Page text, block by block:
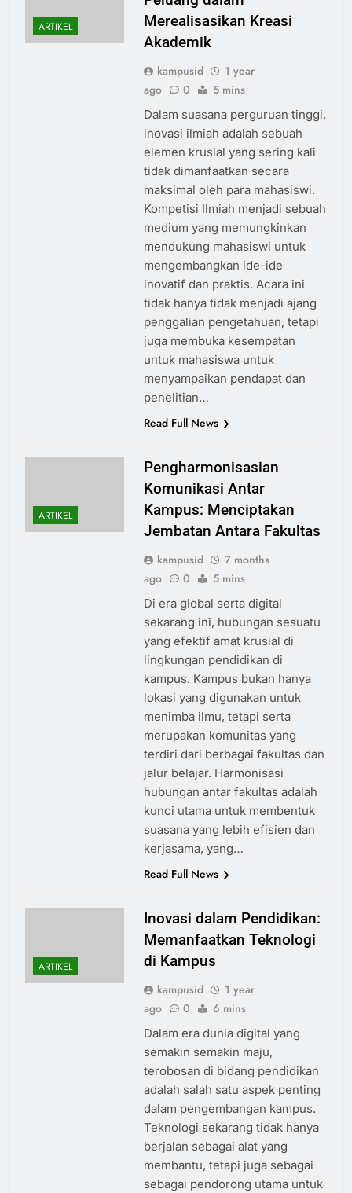
ARTIKEL
Merealisasikan Kreasi
Akademik
kampusid
1 year
ago
0 5 mins
Dalam suasana perguruan tinggi,
inovasi ilmiah adalah sebuah
elemen krusial yang sering kali
tidak dimanfaatkan secara
maksimal oleh para mahasiswi.
Kompetisi Ilmiah menjadi sebuah
medium yang memungkinkan
mendukung mahasiswi untuk
mengembangkan ide-ide
inovatif dan praktis. Acara ini
tidak hanya tidak menjadi ajang
penggalian pengetahuan, tetapi
juga membuka kesempatan
untuk mahasiswa untuk
menyampaikan pendapat dan
penelitian…
Read Full News
ARTIKEL
Pengharmonisasian
Komunikasi Antar
Kampus: Menciptakan
Jembatan Antara Fakultas
kampusid
7 months
ago
0 5 mins
Di era global serta digital
sekarang ini, hubungan sesuatu
yang efektif amat krusial di
lingkungan pendidikan di
kampus. Kampus bukan hanya
lokasi yang digunakan untuk
menimba ilmu, tetapi serta
merupakan komunitas yang
terdiri dari berbagai fakultas dan
jalur belajar. Harmonisasi
hubungan antar fakultas adalah
kunci utama untuk membentuk
suasana yang lebih efisien dan
kerjasama, yang…
Read Full News
ARTIKEL
Inovasi dalam Pendidikan:
Memanfaatkan Teknologi
di Kampus
kampusid
1 year
ago
0 6 mins
Dalam era dunia digital yang
semakin semakin maju,
terobosan di bidang pendidikan
adalah salah satu aspek penting
dalam pengembangan kampus.
Teknologi sekarang tidak hanya
berjalan sebagai alat yang
membantu, tetapi juga sebagai
sebagai pendorong utama untuk